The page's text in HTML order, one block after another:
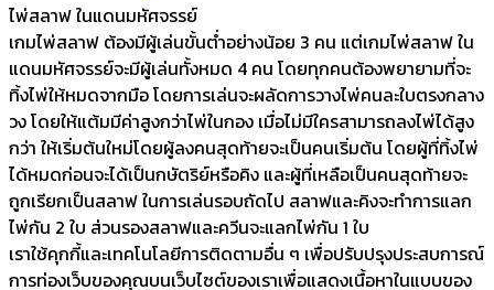
ไพ่สลาฟ ในแดนมหัศจรรย์
เกมไพ่สลาฟ ต้องมีผู้เล่นขั้นต่ำอย่างน้อย 3 คน แต่เกมไพ่สลาฟ ใน
แดนมหัศจรรย์จะมีผู้เล่นทั้งหมด 4 คน โดยทุกคนต้องพยายามที่จะ
ทิ้งไพ่ให้หมดจากมือ โดยการเล่นจะผลัดการวางไพ่คนละใบตรงกลาง
วง โดยให้แต้มมีค่าสูงกว่าไพ่ในกอง เมื่อไม่มีใครสามารถลงไพ่ได้สูง
กว่า ให้เริ่มต้นใหม่โดยผู้ลงคนสุดท้ายจะเป็นคนเริ่มต้น โดยผู้ที่ทิ้งไพ่
ได้หมดก่อนจะได้เป็นกษัตริย์หรือคิง และผู้ที่เหลือเป็นคนสุดท้ายจะ
ถูกเรียกเป็นสลาฟ ในการเล่นรอบถัดไป สลาฟและคิงจะทำการแลก
ไพ่กัน 2 ใบ ส่วนรองสลาฟและควีนจะแลกไพ่กัน 1 ใบ
เราใช้คุกกี้และเทคโนโลยีการติดตามอื่น ๆ เพื่อปรับปรุงประสบการณ์
การท่องเว็บของคุณบนเว็บไซต์ของเราเพื่อแสดงเนื้อหาในแบบของ